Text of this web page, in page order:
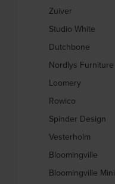
Zuiver
Studio White
Dutchbone
Nordlys Furniture
Loomery
Rowico
Spinder Design
Vesterholm
Bloomingville
Bloomingville Mini